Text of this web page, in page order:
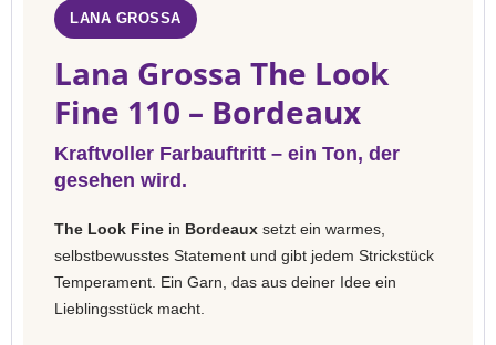
LANA GROSSA
Lana Grossa The Look
Fine 110 – Bordeaux
Kraftvoller Farbauftritt – ein Ton, der
gesehen wird.
The Look Fine in Bordeaux setzt ein warmes,
selbstbewusstes Statement und gibt jedem Strickstück
Temperament. Ein Garn, das aus deiner Idee ein
Lieblingsstück macht.